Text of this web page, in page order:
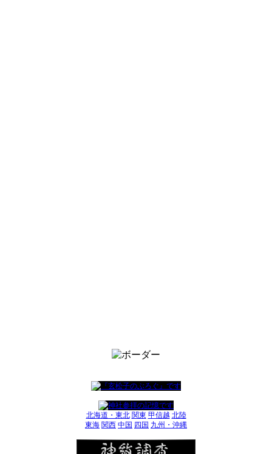
北海道・東北 関東 甲信越 北陸
東海 関西 中国 四国 九州・沖縄